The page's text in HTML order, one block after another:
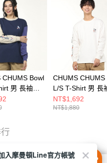
CHUMS Bowl
男 長袖上
Crazy
CHUMS CHUMS
L/S T-Shirt 男 長
衣 白色
CH012514W001
NT$1,692
NT$1,880
入摩曼頓Line官方帳號